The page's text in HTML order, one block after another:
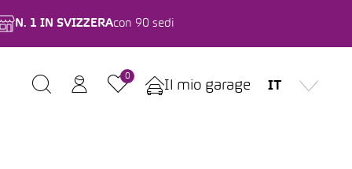
N. 1 IN SVIZZERAcon 90 sedi
0
Il mio garage IT